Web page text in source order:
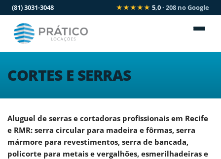
(81) 3031-3048 ★★★★★ 5,0· 208 no Google
CORTES E SERRAS
Aluguel de serras e cortadoras profissionais em Recife
e RMR: serra circular para madeira e fôrmas, serra
mármore para revestimentos, serra de bancada,
policorte para metais e vergalhões, esmerilhadeiras e